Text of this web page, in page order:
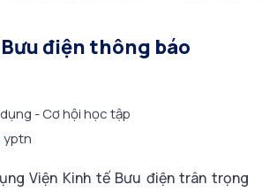
điện thông báo
- Cơ hội học tập
yptn
Viện Kinh tế Bưu điện trân trọng